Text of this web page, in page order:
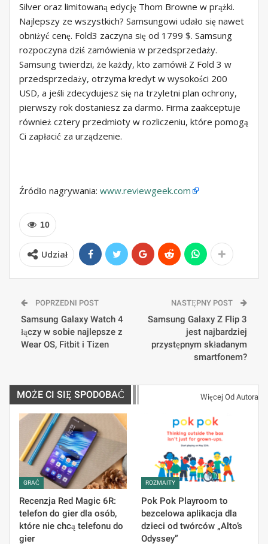
Silver oraz limitowaną edycję Thom Browne w prążki.
Najlepszy ze wszystkich? Samsungowi udało się nawet
obniżyć cenę. Fold3 zaczyna się od 1799 $. Samsung
rozpoczyna dziś zamówienia w przedsprzedaży.
Samsung twierdzi, że każdy, kto zamówił Z Fold 3 w
przedsprzedaży, otrzyma kredyt w wysokości 200
USD, a jeśli zdecydujesz się na trzyletni plan ochrony,
pierwszy rok dostaniesz za darmo. Firma zaakceptuje
również cztery przedmioty w rozliczeniu, które pomogą
Ci zapłacić za urządzenie.
Źródło nagrywania: www.reviewgeek.com
10
Udział
POPRZEDNI POST
Samsung Galaxy Watch 4
łączy w sobie najlepsze z
Wear OS, Fitbit i Tizen
NASTĘPNY POST
Samsung Galaxy Z Flip 3
jest najbardziej
przystępnym składanym
smartfonem?
MOŻE CI SIĘ SPODOBAĆ Więcej Od Autora
GRAĆ
Recenzja Red Magic 6R:
telefon do gier dla osób,
które nie chcą telefonu do
gier
ROZMAITY
Pok Pok Playroom to
bezcelowa aplikacja dla
dzieci od twórców „Alto’s
Odyssey”